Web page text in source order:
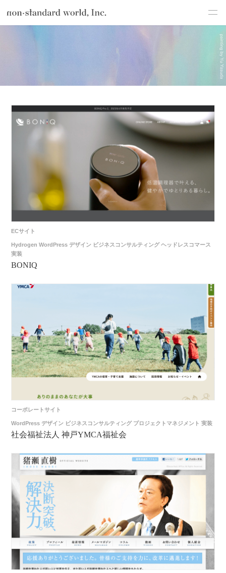
csr
shop
blog
recruit
ECサイト
Hydrogen WordPress デザイン ビジネスコンサルティング ヘッドレスコマース
実装
BONIQ
コーポレートサイト
WordPress デザイン ビジネスコンサルティング プロジェクトマネジメント 実装
社会福祉法人 神戸YMCA福祉会